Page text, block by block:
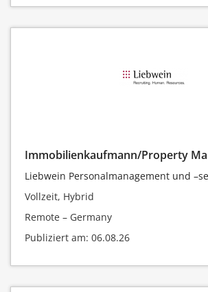
Immobilienkaufmann/Property
Liebwein Personalmanagement und
Vollzeit, Hybrid
Remote – Germany
Publiziert am: 06.08.26